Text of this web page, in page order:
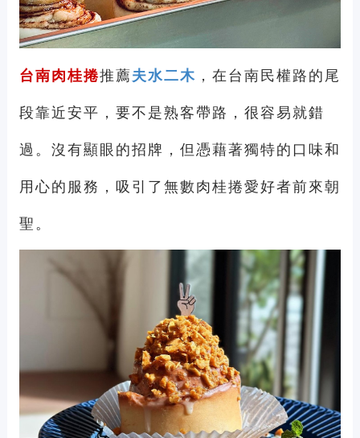
台南肉桂捲推薦夫水二木 ，在台南民權路的尾
段靠近安平，要不是熟客帶路，很容易就錯
過。沒有顯眼的招牌，但憑藉著獨特的口味和
用心的服務，吸引了無數肉桂捲愛好者前來朝
聖。